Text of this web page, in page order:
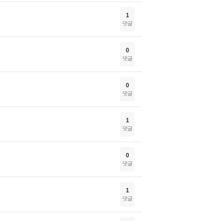
1
댓글
0
댓글
0
댓글
1
댓글
0
댓글
1
댓글